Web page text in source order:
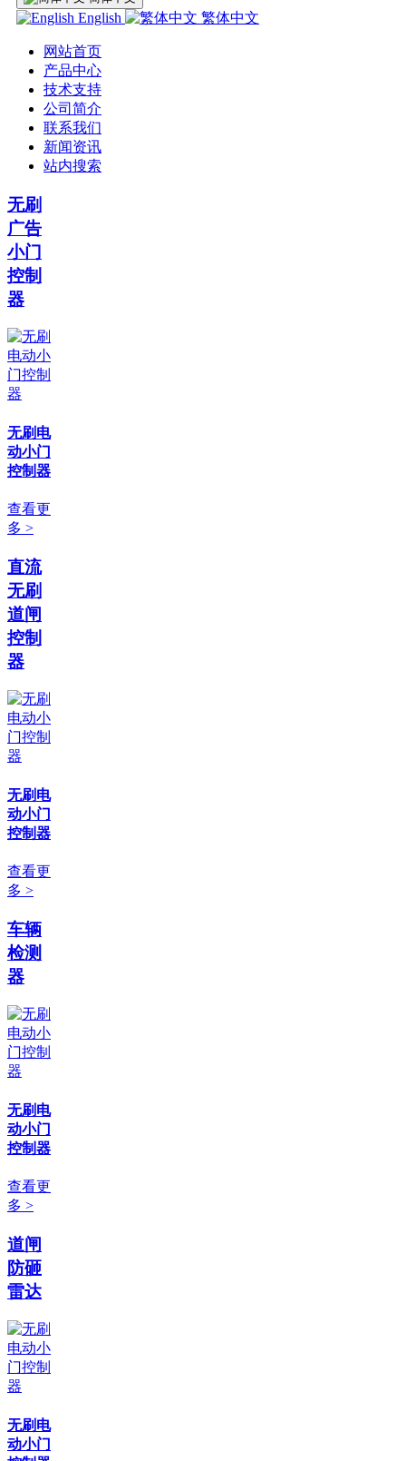
English 繁体中文
网站首页
产品中心
技术支持
公司简介
联系我们
新闻资讯
站内搜索
无刷
广告
小门
控制
器
无刷电
动小门
控制器
查看更
多 >
直流
无刷
道闸
控制
器
无刷电
动小门
控制器
查看更
多 >
车辆
检测
器
无刷电
动小门
控制器
查看更
多 >
道闸
防砸
雷达
无刷电
动小门